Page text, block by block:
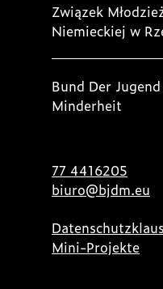
Związek
Niemieckiej w
Bund Der
Minderheit
77 4416205
biuro@bjdm.eu
Mini-Projekte